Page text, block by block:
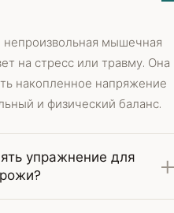
мышечная
на стресс или травму. Она
накопленное напряжение
и физический баланс.
упражнение для